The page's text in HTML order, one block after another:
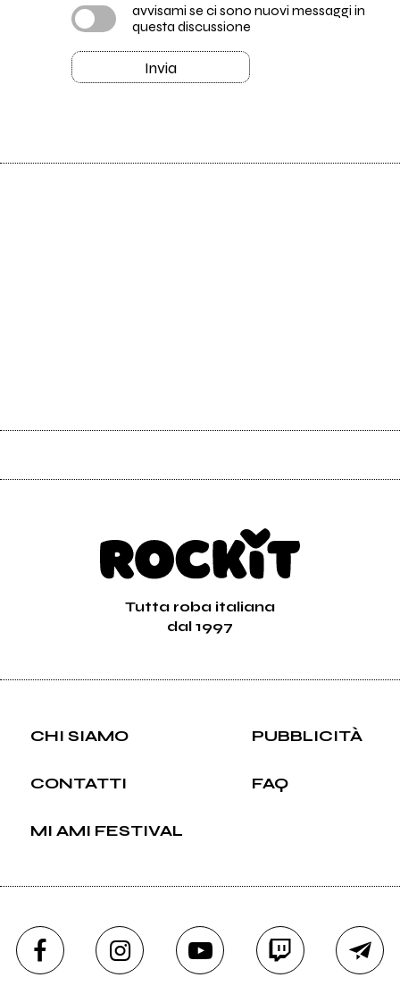
avvisami se ci sono nuovi messaggi in
questa discussione
Invia
Tutta roba italiana
dal 1997
CHI SIAMO PUBBLICITÀ
CONTATTI FAQ
MI AMI FESTIVAL